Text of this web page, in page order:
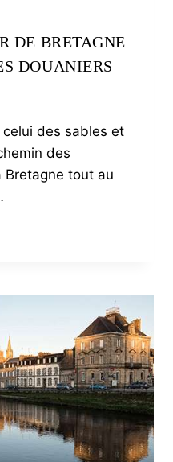
DE BRETAGNE
DOUANIERS
celui des sables et
des
tout au